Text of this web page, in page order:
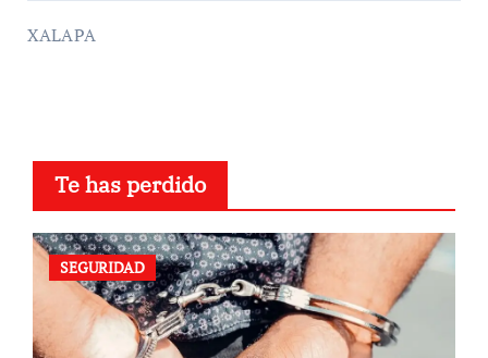
XALAPA
Te has perdido
SEGURIDAD